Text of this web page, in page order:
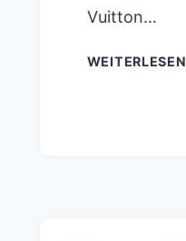
Vuitton…
WEITERLESEN